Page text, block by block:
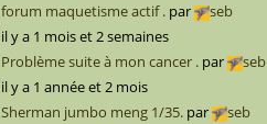
forum maquetisme actif . par
seb
il y a 1 mois et 2 semaines
Problème suite à mon cancer . par
seb
il y a 1 année et 2 mois
Sherman jumbo meng 1/35. par
seb